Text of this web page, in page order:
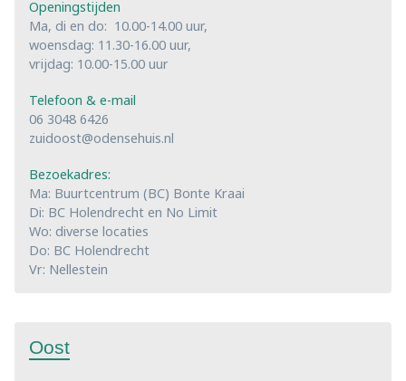
Openingstijden
Ma, di en do: 10.00-14.00 uur,
woensdag: 11.30-16.00 uur,
vrijdag: 10.00-15.00 uur
Telefoon & e-mail
06 3048 6426
zuidoost@odensehuis.nl
Bezoekadres:
Ma: Buurtcentrum (BC) Bonte Kraai
Di: BC Holendrecht en No Limit
Wo: diverse locaties
Do: BC Holendrecht
Vr: Nellestein
Oost